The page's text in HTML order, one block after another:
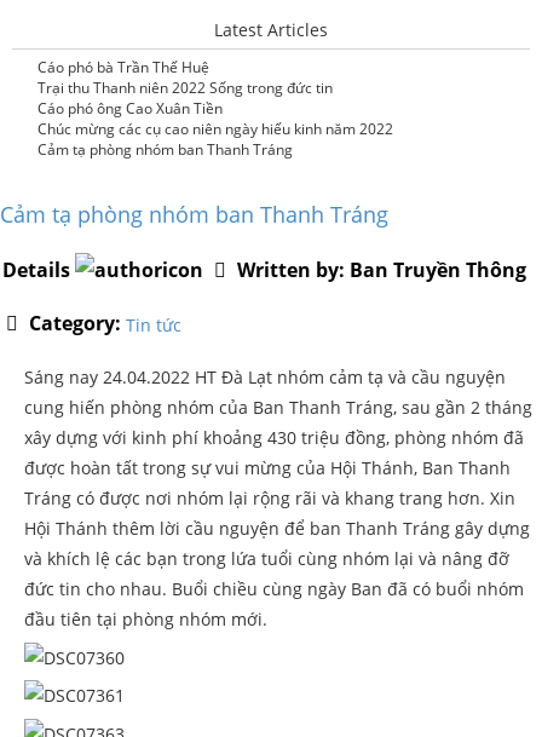
Latest Articles
Cáo phó bà Trần Thế Huệ
Trại thu Thanh niên 2022 Sống trong đức tin
Cáo phó ông Cao Xuân Tiền
Chúc mừng các cụ cao niên ngày hiếu kinh năm 2022
Cảm tạ phòng nhóm ban Thanh Tráng
Cảm tạ phòng nhóm ban Thanh Tráng
Details Written by: Ban Truyền Thông
Category: Tin tức
Sáng nay 24.04.2022 HT Đà Lạt nhóm cảm tạ và cầu nguyện
cung hiến phòng nhóm của Ban Thanh Tráng, sau gần 2 tháng
xây dựng với kinh phí khoảng 430 triệu đồng, phòng nhóm đã
được hoàn tất trong sự vui mừng của Hội Thánh, Ban Thanh
Tráng có được nơi nhóm lại rộng rãi và khang trang hơn. Xin
Hội Thánh thêm lời cầu nguyện để ban Thanh Tráng gây dựng
và khích lệ các bạn trong lứa tuổi cùng nhóm lại và nâng đỡ
đức tin cho nhau. Buổi chiều cùng ngày Ban đã có buổi nhóm
đầu tiên tại phòng nhóm mới.